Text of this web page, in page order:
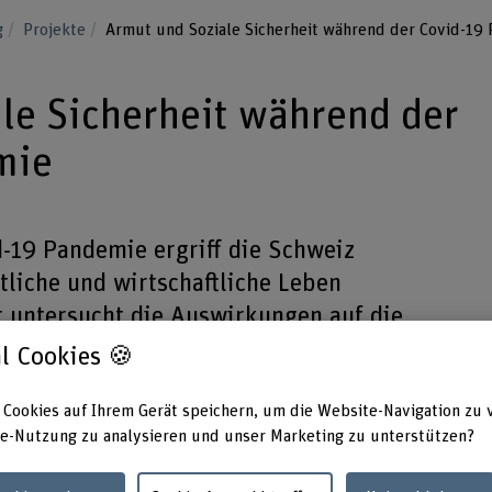
Projekte Armut und Soziale Sicherheit während der Covid-19
Sicherheit während der
19 Pandemie ergriff die Schweiz
und wirtschaftliche Leben
die Auswirkungen auf die
der Bevölkerung.
Cookies 🍪
Cookies auf Ihrem Gerät speichern, um die Website-Navigation zu
Nutzung zu analysieren und unser Marketing zu unterstützen?